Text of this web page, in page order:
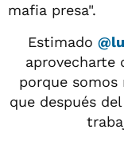
mafia presa".
Estimado
aprovecharte
porque somos
que después